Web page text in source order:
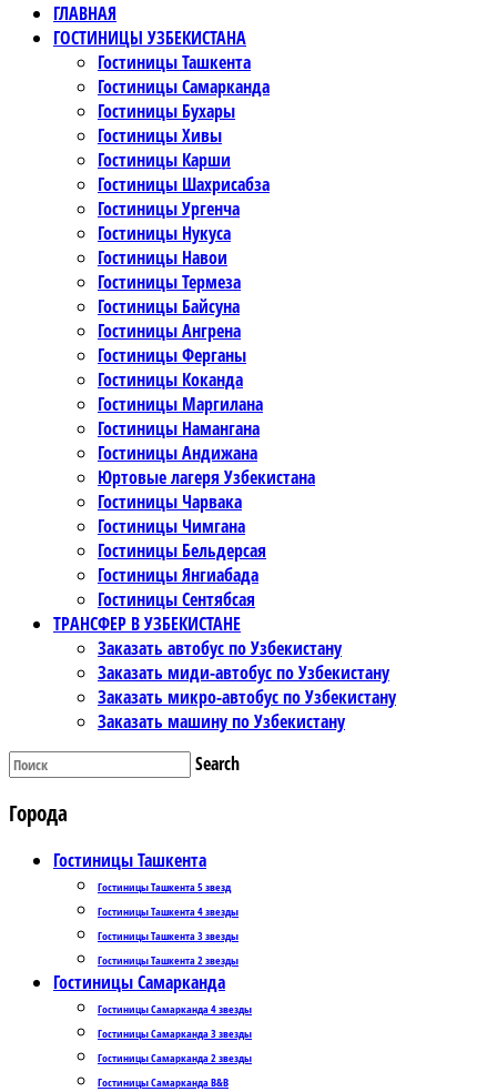
ГЛАВНАЯ
ГОСТИНИЦЫ УЗБЕКИСТАНА
Гостиницы Ташкента
Гостиницы Самарканда
Гостиницы Бухары
Гостиницы Хивы
Гостиницы Карши
Гостиницы Шахрисабза
Гостиницы Ургенча
Гостиницы Нукуса
Гостиницы Навои
Гостиницы Термеза
Гостиницы Байсуна
Гостиницы Ангрена
Гостиницы Ферганы
Гостиницы Коканда
Гостиницы Маргилана
Гостиницы Намангана
Гостиницы Андижана
Юртовые лагеря Узбекистана
Гостиницы Чарвака
Гостиницы Чимгана
Гостиницы Бельдерсая
Гостиницы Янгиабада
Гостиницы Сентябсая
ТРАНСФЕР В УЗБЕКИСТАНЕ
Заказать автобус по Узбекистану
Заказать миди-автобус по Узбекистану
Заказать микро-автобус по Узбекистану
Заказать машину по Узбекистану
Search
Города
Гостиницы Ташкента
Гостиницы Ташкента 5 звезд
Гостиницы Ташкента 4 звезды
Гостиницы Ташкента 3 звезды
Гостиницы Ташкента 2 звезды
Гостиницы Самарканда
Гостиницы Самарканда 4 звезды
Гостиницы Самарканда 3 звезды
Гостиницы Самарканда 2 звезды
Гостиницы Самарканда B&B